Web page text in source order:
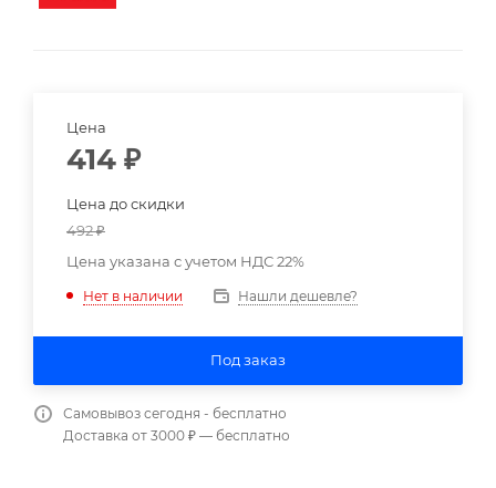
Цена
414 ₽
Цена до скидки
492₽
Цена указана с учетом НДС 22%
Нет в наличии Нашли дешевле?
Под заказ
Самовывоз сегодня - бесплатно
Доставка от 3000 ₽ — бесплатно